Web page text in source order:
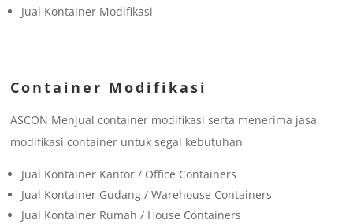
Jual Kontainer Modifikasi
Container Modifikasi
ASCON Menjual container modifikasi serta menerima jasa
modifikasi container untuk segal kebutuhan
Jual Kontainer Kantor / Office Containers
Jual Kontainer Gudang / Warehouse Containers
Jual Kontainer Rumah / House Containers